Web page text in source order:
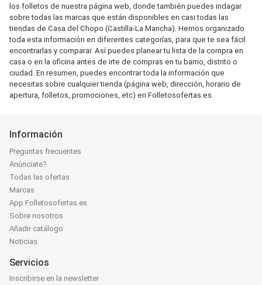
los folletos de nuestra página web, donde también puedes indagar
sobre todas las marcas que están disponibles en casi todas las
tiendas de Casa del Chopo (Castilla-La Mancha). Hemos organizado
toda esta información en diferentes categorías, para que te sea fácil
encontrarlas y comparar. Así puedes planear tu lista de la compra en
casa o en la oficina antes de irte de compras en tu barrio, distrito o
ciudad. En resumen, puedes encontrar toda la información que
necesitas sobre cualquier tienda (página web, dirección, horario de
apertura, folletos, promociones, etc) en Folletosofertas.es.
Información
Preguntas frecuentes
Anúnciate?
Todas las ofertas
Marcas
App Folletosofertas.es
Sobre nosotros
Añadir catálogo
Noticias
Servicios
Inscribirse en la newsletter